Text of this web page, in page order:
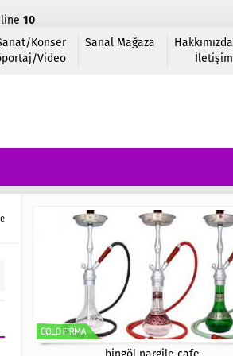
10
Konser
Video
Sanal Mağaza
Hakkımızda
İletişim